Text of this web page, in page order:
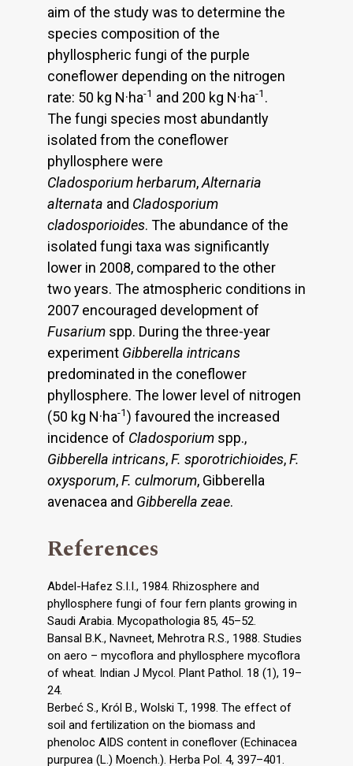
aim of the study was to determine the
species composition of the
phyllospheric fungi of the purple
coneflower depending on the nitrogen
rate: 50 kg N·ha-1 and 200 kg N·ha-1 .
The fungi species most abundantly
isolated from the coneflower
phyllosphere were
Cladosporium herbarum,Alternaria
alternata and Cladosporium
cladosporioides. The abundance of the
isolated fungi taxa was significantly
lower in 2008, compared to the other
two years. The atmospheric conditions in
2007 encouraged development of
Fusarium spp. During the three-year
experiment Gibberella intricans
predominated in the coneflower
phyllosphere. The lower level of nitrogen
(50 kg N·ha-1) favoured the increased
incidence of Cladosporium spp.,
Gibberella intricans,F. sporotrichioides,F.
oxysporum,F. culmorum, Gibberella
avenacea and Gibberella zeae.
References
Abdel-Hafez S.I.I., 1984. Rhizosphere and
phyllosphere fungi of four fern plants growing in
Saudi Arabia. Mycopathologia 85, 45–52.
Bansal B.K., Navneet, Mehrotra R.S., 1988. Studies
on aero – mycoflora and phyllosphere mycoflora
of wheat. Indian J Mycol. Plant Pathol. 18 (1), 19–
24.
Berbeć S., Król B., Wolski T., 1998. The effect of
soil and fertilization on the biomass and
phenoloc AIDS content in coneflover (Echinacea
purpurea (L.) Moench.). Herba Pol. 4, 397–401.